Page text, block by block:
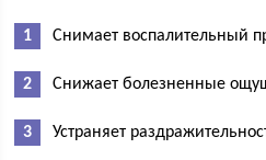
Снимает воспалительный
Снижает болезненные
Устраняет